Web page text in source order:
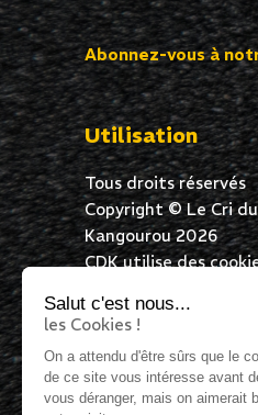
Salut c'est nous...
les Cookies !
On a attendu d'être sûrs que le
de ce site vous intéresse avant
vous déranger, mais on aimerait
Abonnez-vous à
Utilisation
Tous droits réservés
Copyright © Le Cri du
Kangourou 2026
CDK utilise des
excellente expérience
utilisateurs. En
votre navigation,